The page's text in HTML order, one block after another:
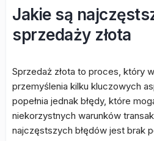
Jakie są
sprzedaży złota
Sprzedaż złota to proces, który
przemyślenia kilku kluczowych
popełnia jednak błędy, które
niekorzystnych warunków
najczęstszych błędów jest brak